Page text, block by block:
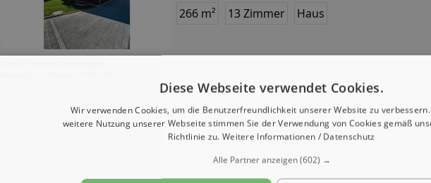
266 m²
13 Zimmer Haus
Diese Webseite verwendet Cookies.
Wir verwenden Cookies, um die Benutzerfreundlichkeit unserer Website zu
weitere Nutzung unserer Webseite stimmen Sie der Verwendung von Cookies gemäß
Richtlinie zu. Weitere Informationen / Datenschutz
Alle Partner anzeigen(602) →